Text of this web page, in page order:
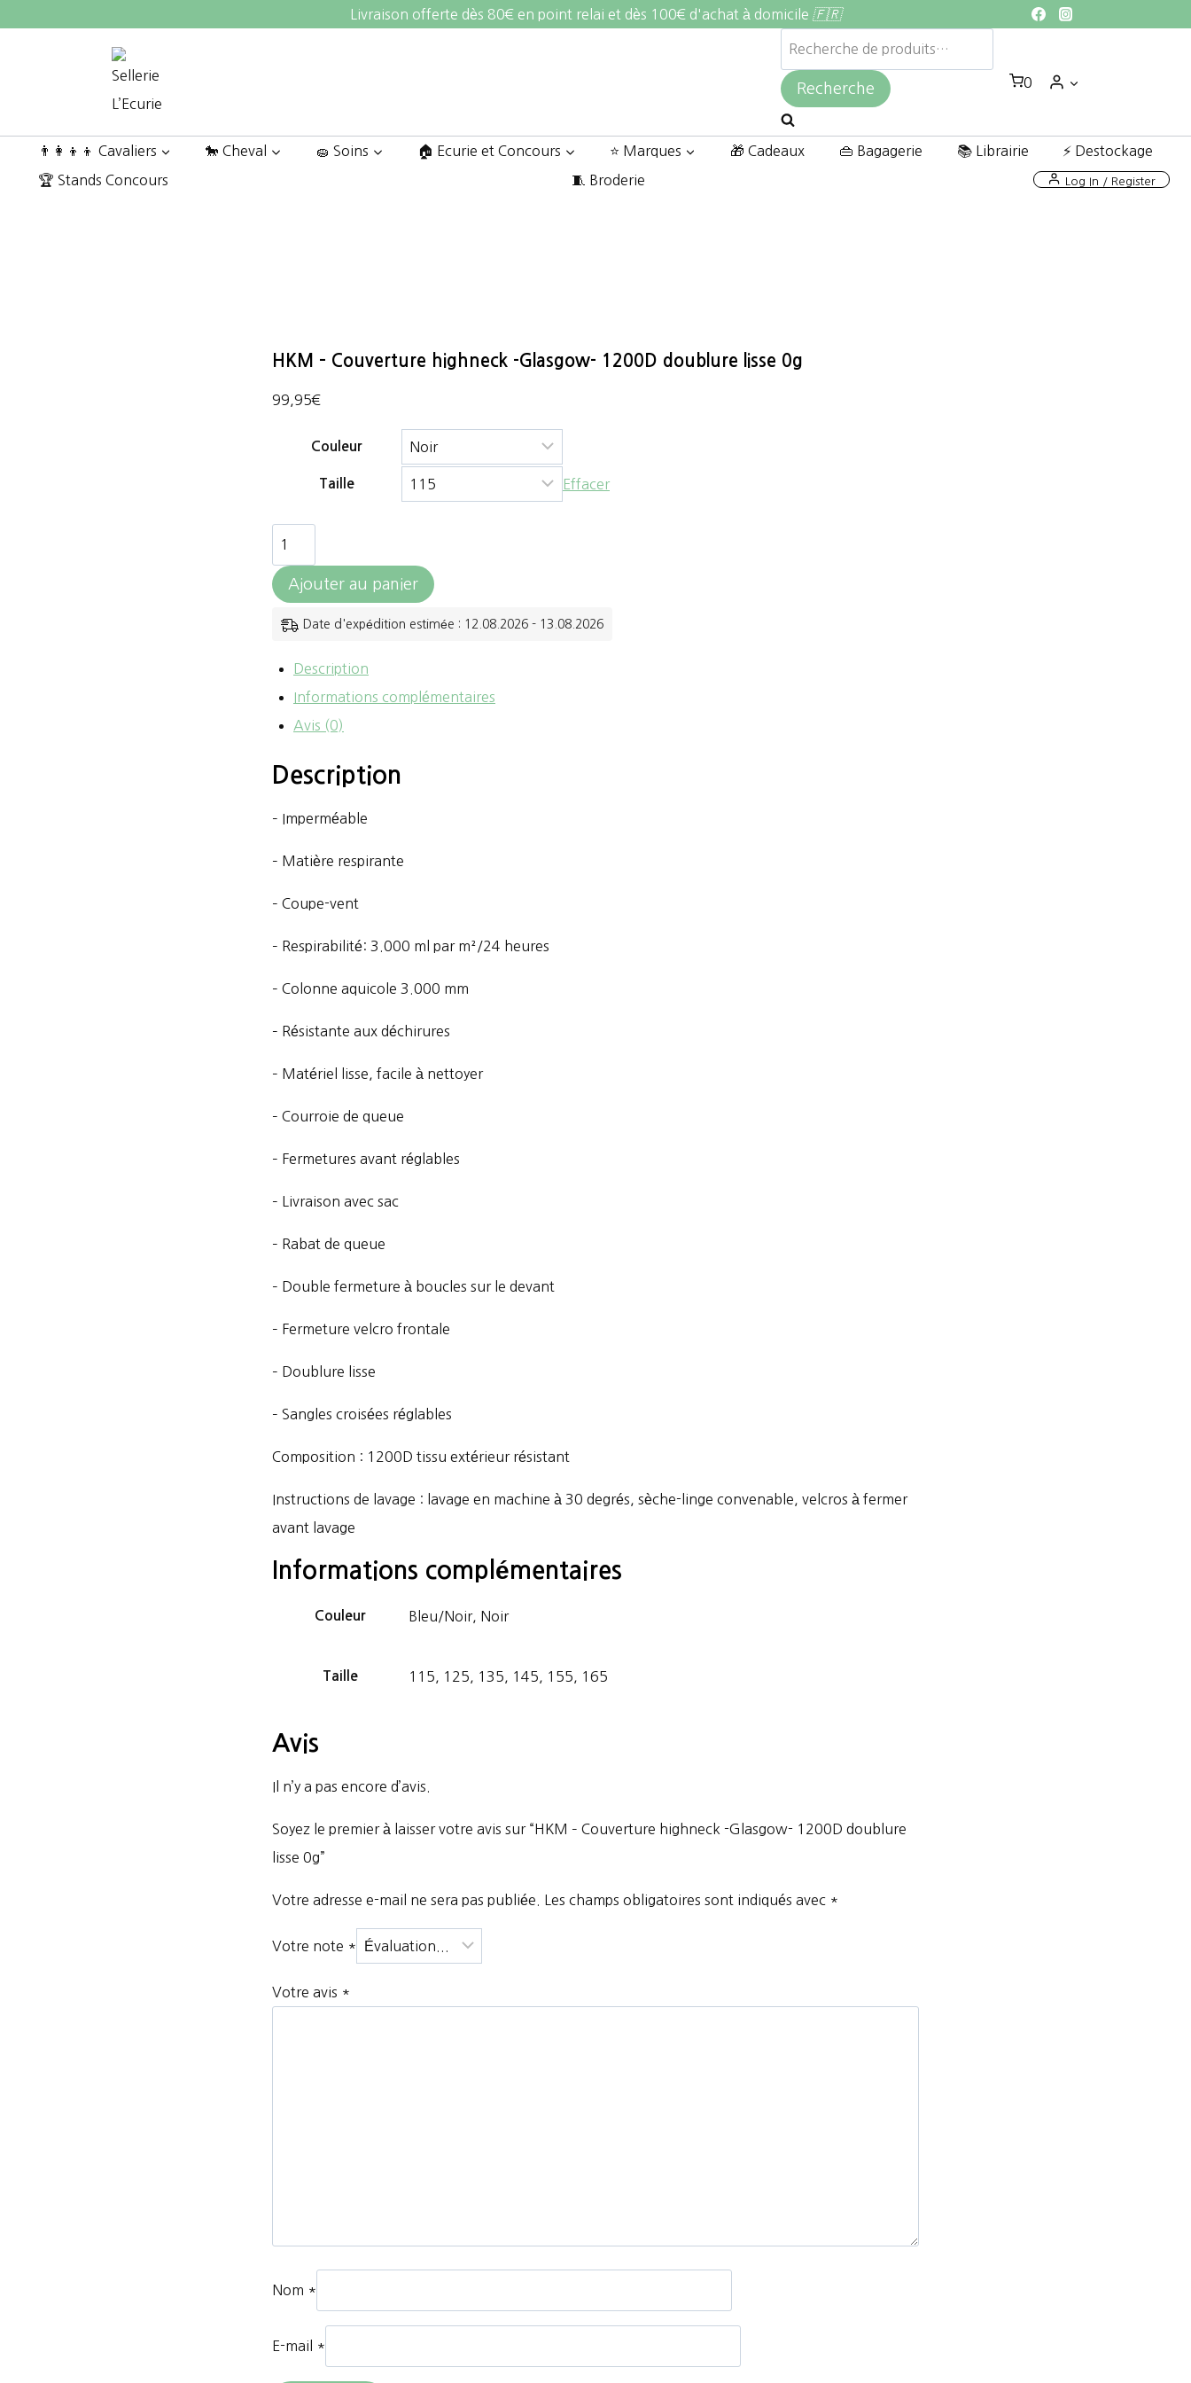
Livraison offerte dès 80€ en point relai et dès 100€ d'achat à domicile 🇫🇷
Recherche
pour :
Recherche 0
👨‍👩‍👦‍👦 Cavaliers 🐎 Cheval 🧽 Soins 🏠 Ecurie et Concours ⭐ Marques 🎁 Cadeaux 👜 Bagagerie 📚 Librairie ⚡ Destockage
🏆 Stands Concours 🧵 Broderie Log In / Register
HKM – Couverture highneck -Glasgow- 1200D doublure lisse 0g
99,95€
Couleur
Taille Effacer
quantité
de
HKM
highneck
Glasgow-
1200D
lisse
Ajouter au panier
Date d'expédition estimée : 12.08.2026 - 13.08.2026
Description
Informations complémentaires
Avis (0)
Description
– Imperméable
– Matière respirante
– Coupe-vent
– Respirabilité: 3.000 ml par m²/24 heures
– Colonne aquicole 3.000 mm
– Résistante aux déchirures
– Matériel lisse, facile à nettoyer
– Courroie de queue
– Fermetures avant réglables
– Livraison avec sac
– Rabat de queue
– Double fermeture à boucles sur le devant
– Fermeture velcro frontale
– Doublure lisse
– Sangles croisées réglables
Composition : 1200D tissu extérieur résistant
Instructions de lavage : lavage en machine à 30 degrés, sèche-linge convenable, velcros à fermer
avant lavage
Informations complémentaires
Couleur Bleu/Noir, Noir
Taille 115, 125, 135, 145, 155, 165
Avis
Il n’y a pas encore d’avis.
Soyez le premier à laisser votre avis sur “HKM – Couverture highneck -Glasgow- 1200D doublure
lisse 0g”
Votre adresse e-mail ne sera pas publiée. Les champs obligatoires sont indiqués avec *
Votre note *
Votre avis *
Nom *
E-mail *